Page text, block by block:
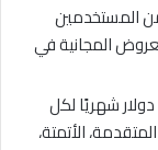
المستخدمين
المجانية في
: تبدأ من 7 دولار شهريًا لكل
الأتمتة،